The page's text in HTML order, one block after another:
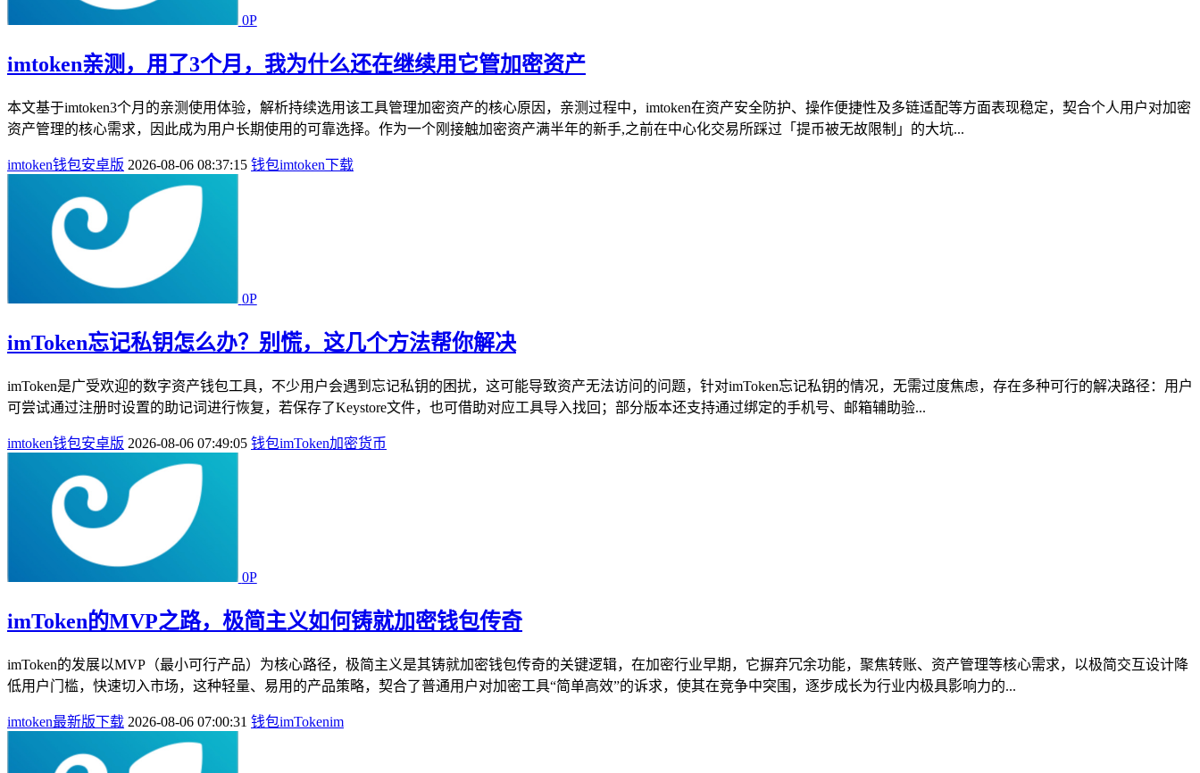
0P
imtoken亲测，用了3个月，我为什么还在继续用它管加密资产
本文基于imtoken3个月的亲测使用体验，解析持续选用该工具管理加密资产的核心原因，亲测过程中，imtoken在资产安全防护、操作便捷性及多链适配等方面表现稳定，契合个人用户对加密
资产管理的核心需求，因此成为用户长期使用的可靠选择。作为一个刚接触加密资产满半年的新手,之前在中心化交易所踩过「提币被无故限制」的大坑...
imtoken钱包安卓版 2026-08-06 08:37:15 钱包imtoken下载
0P
imToken忘记私钥怎么办？别慌，这几个方法帮你解决
imToken是广受欢迎的数字资产钱包工具，不少用户会遇到忘记私钥的困扰，这可能导致资产无法访问的问题，针对imToken忘记私钥的情况，无需过度焦虑，存在多种可行的解决路径：用户
可尝试通过注册时设置的助记词进行恢复，若保存了Keystore文件，也可借助对应工具导入找回；部分版本还支持通过绑定的手机号、邮箱辅助验...
imtoken钱包安卓版 2026-08-06 07:49:05 钱包imToken加密货币
0P
imToken的MVP之路，极简主义如何铸就加密钱包传奇
imToken的发展以MVP（最小可行产品）为核心路径，极简主义是其铸就加密钱包传奇的关键逻辑，在加密行业早期，它摒弃冗余功能，聚焦转账、资产管理等核心需求，以极简交互设计降
低用户门槛，快速切入市场，这种轻量、易用的产品策略，契合了普通用户对加密工具“简单高效”的诉求，使其在竞争中突围，逐步成长为行业内极具影响力的...
imtoken最新版下载 2026-08-06 07:00:31 钱包imTokenim